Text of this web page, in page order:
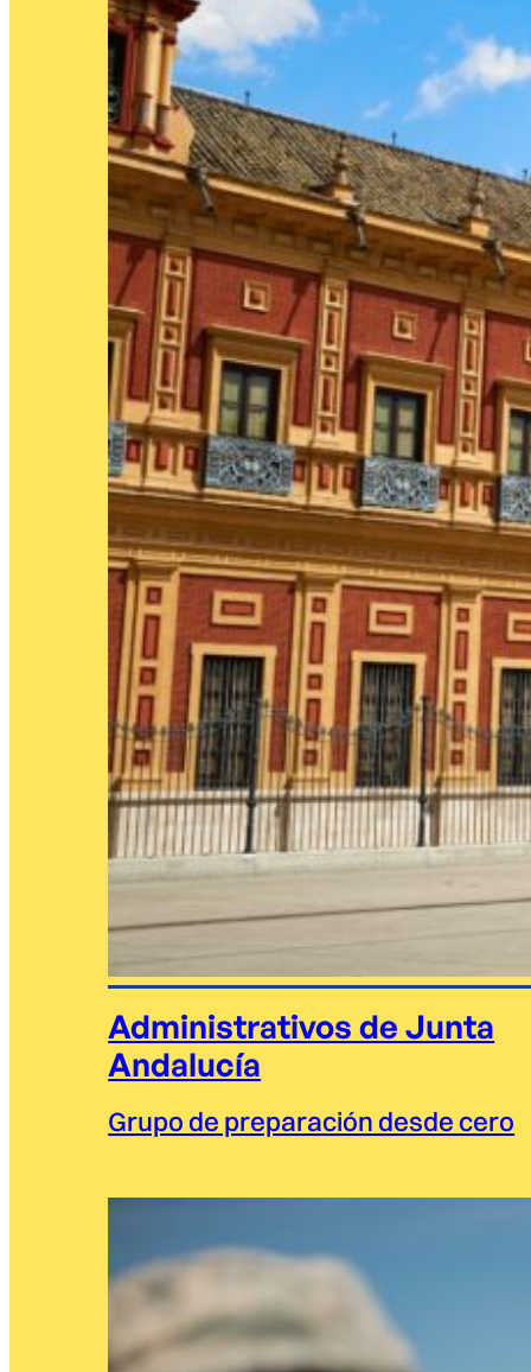
Administrativos de Junta
Andalucía
Grupo de preparación desde cero